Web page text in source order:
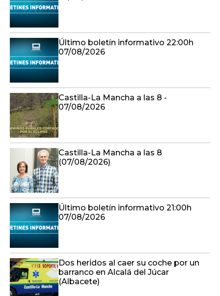
Último boletín informativo 22:00h
07/08/2026
Castilla-La Mancha a las 8 -
07/08/2026
Castilla-La Mancha a las 8
(07/08/2026)
Último boletín informativo 21:00h
07/08/2026
Dos heridos al caer su coche por un
barranco en Alcalá del Júcar
(Albacete)